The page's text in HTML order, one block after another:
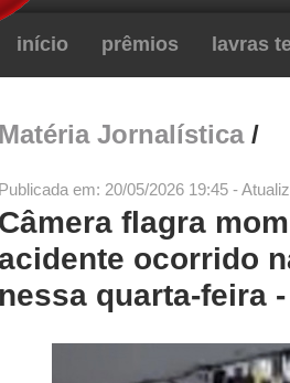
início prêmios lavras
Matéria Jornalística/
Publicada em: 20/05/2026 19:45 -
Câmera flagra
ocorrido
nessa quarta-feira